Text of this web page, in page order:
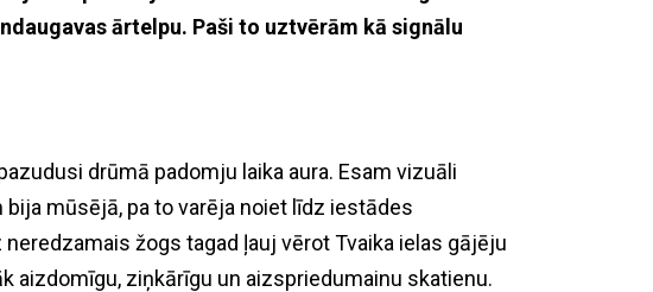
ārtelpu. Paši to uztvērām kā signālu
drūmā padomju laika aura. Esam vizuāli
mūsējā, pa to varēja noiet līdz iestādes
žogs tagad ļauj vērot Tvaika ielas gājēju
aizdomīgu, ziņkārīgu un aizspriedumainu skatienu.